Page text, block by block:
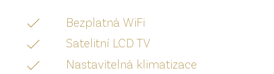
Bezplatná WiFi
Satelitní LCD TV
Nastavitelná klimatizace